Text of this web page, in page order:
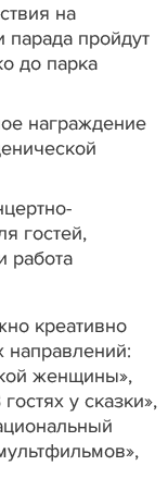
на
парада пройдут
до парка
награждение
гостей,
работа
креативно
направлений:
женщины»,
у сказки»,